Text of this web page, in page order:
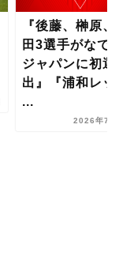
『後藤、榊原、
田3選手がなで
ジャパンに初選
出』『浦和レッ
...
2026年7